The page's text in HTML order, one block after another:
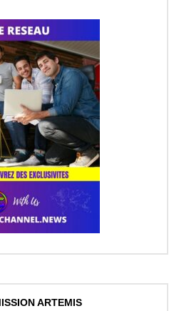
ARTEMIS